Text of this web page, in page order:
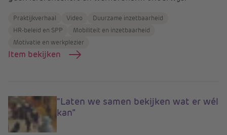
Praktijkverhaal Video
Duurzame inzetbaarheid
HR-beleid en SPP
Mobiliteit en inzetbaarheid
Motivatie en werkplezier
Item bekijken
"Laten we samen bekijken wat er wél
kan”